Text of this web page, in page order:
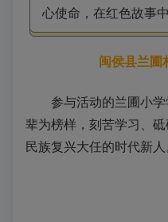
心使命，在红色故事
闽侯县兰圃
参与活动的兰圃小
辈为榜样，刻苦学习、
民族复兴大任的时代新人